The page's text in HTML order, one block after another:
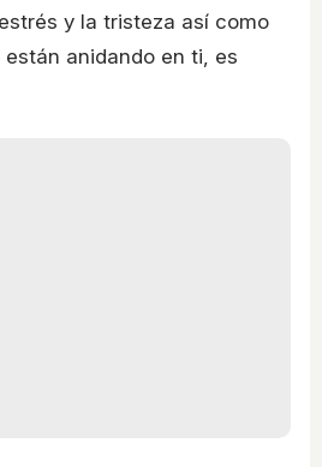
y la tristeza así como
anidando en ti, es